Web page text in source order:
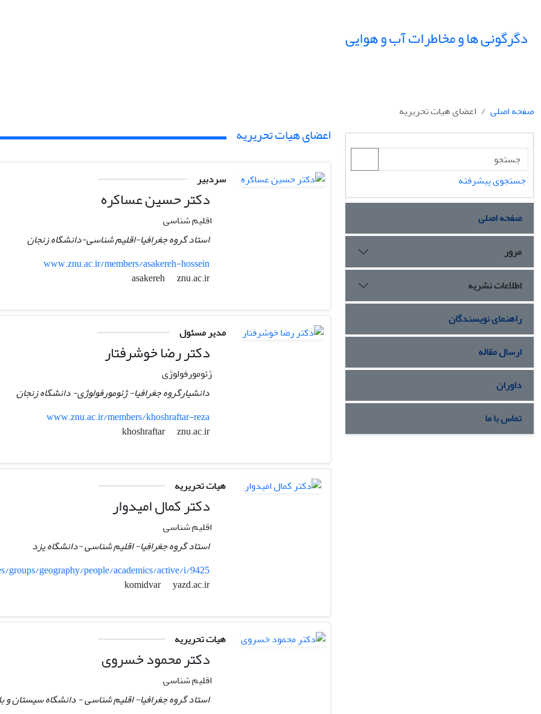
دگرگونی ها و مخاطرات آب و هوایی
صفحه اصلی اعضای هیات تحریریه
جستجوی پیشرفته
صفحه اصلی
مرور
اطلاعات نشریه
راهنمای نویسندگان
ارسال مقاله
داوران
تماس با ما
اعضای هیات تحریریه
سردبیر
دکتر حسین عساکره
اقلیم شناسی
استاد گروه جغرافیا-اقلیم شناسی-دانشگاه زنجان
www.znu.ac.ir/members/asakereh-hossein
asakereh
znu.ac.ir
مدیر مسئول
دکتر رضا خوشرفتار
ژئومورفولوژی
دانشیارگروه جغرافیا- ژئومورفولوژی- دانشگاه زنجان
www.znu.ac.ir/members/khoshraftar-reza
khoshraftar
znu.ac.ir
هیات تحریریه
دکتر کمال امیدوار
اقلیم شناسی
استاد گروه جغرافیا- اقلیم شناسی -دانشگاه یزد
groups/geography/people/academics/active/i/9425
komidvar
yazd.ac.ir
هیات تحریریه
دکتر محمود خسروی
اقلیم شناسی
استاد گروه جغرافیا- اقلیم شناسی - دانشگاه سیستان و